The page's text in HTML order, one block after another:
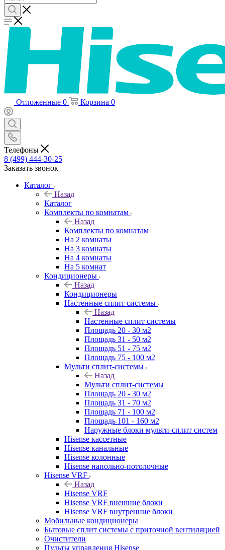
Отложенные 0 Корзина 0
Телефоны
8 (499) 444-30-25
Заказать звонок
Каталог
Назад
Каталог
Комплекты по комнатам
Назад
Комплекты по комнатам
На 2 комнаты
На 3 комнаты
На 4 комнаты
На 5 комнат
Кондиционеры
Назад
Кондиционеры
Настенные сплит системы
Назад
Настенные сплит системы
Площадь 20 - 30 м2
Площадь 31 - 50 м2
Площадь 51 - 75 м2
Площадь 75 - 100 м2
Мульти сплит-системы
Назад
Мульти сплит-системы
Площадь 20 - 30 м2
Площадь 31 - 70 м2
Площадь 71 - 100 м2
Площадь 101 - 160 м2
Наружные блоки мульти-сплит систем
Hisense кассетные
Hisense канальные
Hisense колонные
Hisense напольно-потолочные
Hisense VRF
Назад
Hisense VRF
Hisense VRF внешние блоки
Hisense VRF внутренние блоки
Мобильные кондиционеры
Бытовые сплит системы с приточной вентиляцией
Очистители
Пульты управления Hisense